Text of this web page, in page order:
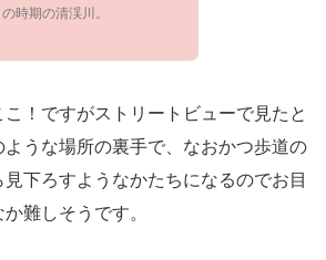
時期の清渓川。
！ですがストリートビューで見たと
うな場所の裏手で、なおかつ歩道の
下ろすようなかたちになるのでお目
難しそうです。